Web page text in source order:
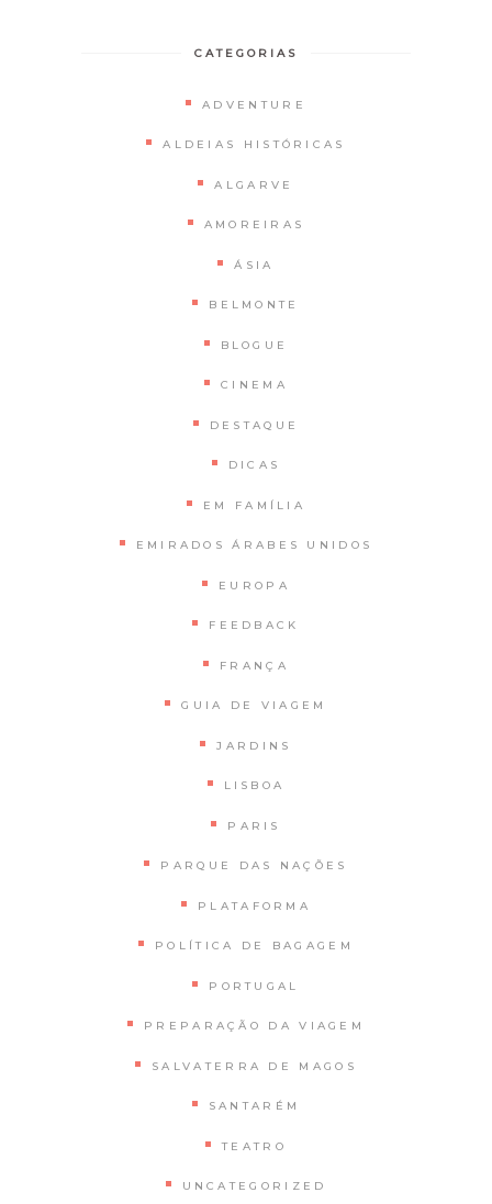
CATEGORIAS
ADVENTURE
ALDEIAS HISTÓRICAS
ALGARVE
AMOREIRAS
ÁSIA
BELMONTE
BLOGUE
CINEMA
DESTAQUE
DICAS
EM FAMÍLIA
EMIRADOS ÁRABES UNIDOS
EUROPA
FEEDBACK
FRANÇA
GUIA DE VIAGEM
JARDINS
LISBOA
PARIS
PARQUE DAS NAÇÕES
PLATAFORMA
POLÍTICA DE BAGAGEM
PORTUGAL
PREPARAÇÃO DA VIAGEM
SALVATERRA DE MAGOS
SANTARÉM
TEATRO
UNCATEGORIZED